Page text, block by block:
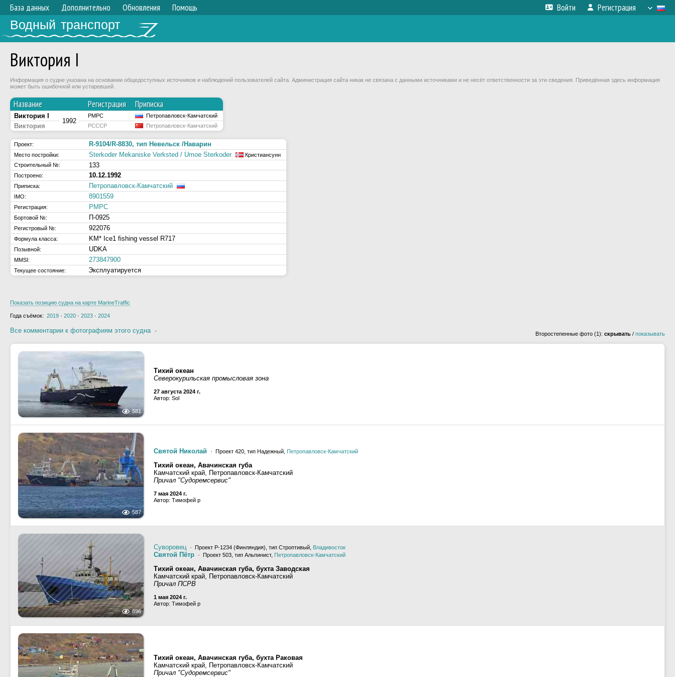
База данных Дополнительно Обновления Помощь Войти Регистрация
Водный транспорт
Виктория I
Информация о судне указана на основании общедоступных источников и наблюдений пользователей сайта. Администрация сайта никак не связана с данными источниками и не несёт ответственности за эти сведения. Приведённая здесь информация
может быть ошибочной или устаревшей.
Название Регистрация Приписка
Виктория I
1992
РМРС Петропавловск-Камчатский
Виктория РСССР Петропавловск-Камчатский
Проект: R-9104/R-8830, тип Невельск /Наварин
Место постройки: Sterkoder Mekaniske Verksted / Umoe Sterkoder
Кристиансунн
Строительный №:
133
Построено: 10.12.1992
Приписка: Петропавловск-Камчатский
IMO: 8901559
Регистрация: РМРС
Бортовой №: П-0925
Регистровый №: 922076
Формула класса: KM* Ice1 fishing vessel R717
Позывной: UDKA
MMSI: 273847900
Текущее состояние: Эксплуатируется
Показать позицию судна на карте MarineTraffic
Года съёмок: 2019 · 2020 · 2023 · 2024
Все комментарии к фотографиям этого судна· Второстепенные фото (1): скрывать / показывать
581
Тихий океан
Северокурильская промысловая зона
27 августа 2024 г.
Автор: Sol
587
Святой Николай · Проект 420, тип Надежный, Петропавловск-Камчатский
Тихий океан, Авачинская губа
Камчатский край, Петропавловск-Камчатский
Причал "Судоремсервис"
7 мая 2024 г.
Автор: Тимофей р
896
Суворовец · Проект P-1234 (Финляндия), тип Строптивый, Владивосток
Святой Пётр · Проект 503, тип Альпинист, Петропавловск-Камчатский
Тихий океан, Авачинская губа, бухта Заводская
Камчатский край, Петропавловск-Камчатский
Причал ПСРВ
1 мая 2024 г.
Автор: Тимофей р
Тихий океан, Авачинская губа, бухта Раковая
Камчатский край, Петропавловск-Камчатский
Причал "Судоремсервис"